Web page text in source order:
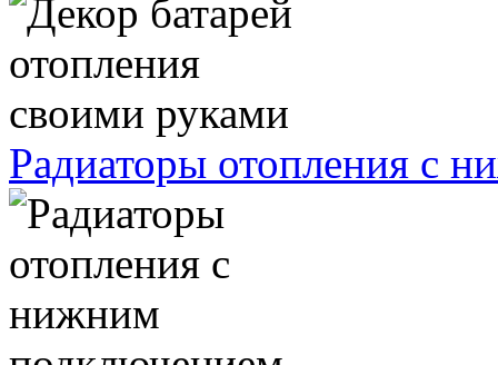
Радиаторы отопления с